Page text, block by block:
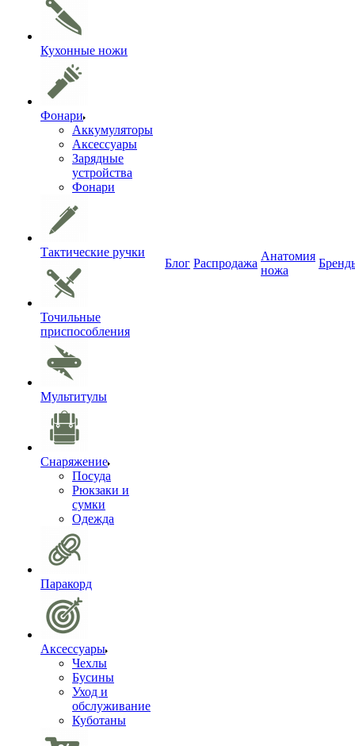
Кухонные ножи
Фонари
Аккумуляторы
Аксессуары
Зарядные
устройства
Фонари
Тактические ручки
Точильные
приспособления
Мультитулы
Снаряжение
Посуда
Рюкзаки и
сумки
Одежда
Паракорд
Аксессуары
Чехлы
Бусины
Уход и
обслуживание
Куботаны
Блог Распродажа
Анатомия
ножа